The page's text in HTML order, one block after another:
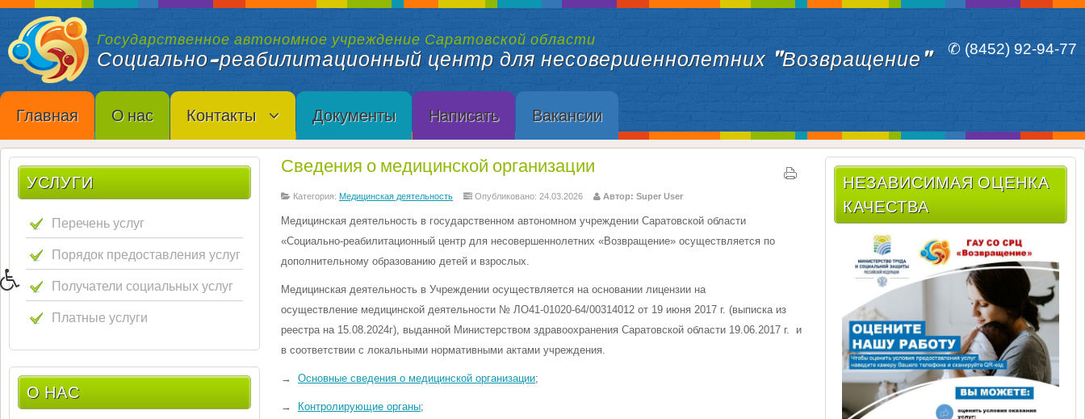
Государственное автономное учреждение Саратовской области
Социально-реабилитационный центр для несовершеннолетних "Возвращение" ✆ (8452) 92-94-77
Главная О нас Контакты Документы Написать Вакансии
УСЛУГИ
Перечень услуг
Порядок предоставления услуг
Получатели социальных услуг
Платные услуги
О НАС
Сведения о медицинской организации
Категория: Медицинская деятельность Опубликовано: 24.03.2026 Автор: Super User
Медицинская деятельность в государственном автономном учреждении Саратовской области
«Социально-реабилитационный центр для несовершеннолетних «Возвращение» осуществляется по
дополнительному образованию детей и взрослых.
Медицинская деятельность в Учреждении осуществляется на основании лицензии на
осуществление медицинской деятельности № ЛО41-01020-64/00314012 от 19 июня 2017 г. (выписка из
реестра на 15.08.2024г), выданной Министерством здравоохранения Саратовской области 19.06.2017 г. и
в соответствии с локальными нормативными актами учреждения.
→Основные сведения о медицинской организации;
→ Контролирующие органы;
НЕЗАВИСИМАЯ ОЦЕНКА
КАЧЕСТВА